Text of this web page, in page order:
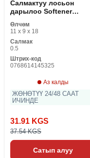
Салмактуу лосьон
дарылоо Softener
10114532301 150 мл
Өлчөм
11 x 9 x 18
Салмак
0.5
Штрих-код
0768614145325
Аз калды
ЖӨНӨТҮҮ 24/48 СААТ
ИЧИНДЕ
31.91 KGS
37.54 KGS
Сатып алуу